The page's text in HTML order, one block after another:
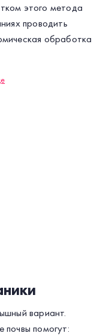
этого метода
проводить
обработка
вариант.
почвы помогут: